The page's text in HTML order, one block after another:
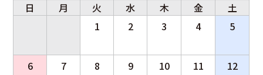
日 月 火 水 木 金
土
1
2 3 4 5
6 7 8 9 10 11 12